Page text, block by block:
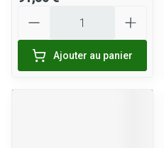
Ajouter au panier